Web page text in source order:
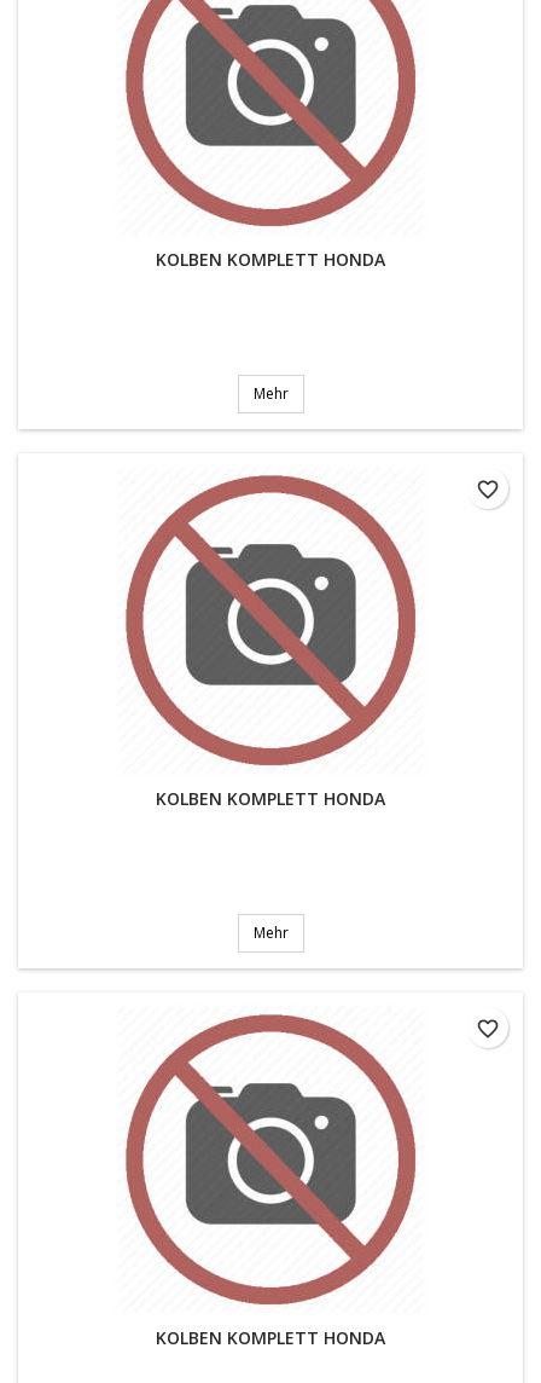
KOLBEN KOMPLETT HONDA
Mehr
KOLBEN KOMPLETT HONDA
Mehr
favorite_border
KOLBEN KOMPLETT HONDA
favorite_border